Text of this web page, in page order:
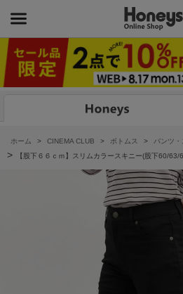
ホーム > CINEMA CLUB > ボトムス > パンツ
> 【股下６６ｃｍ】スリムカラースキニー(股下60/